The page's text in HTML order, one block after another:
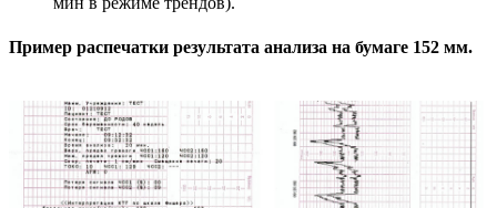
Пример распечатки результата анализа на бумаге 152 мм.